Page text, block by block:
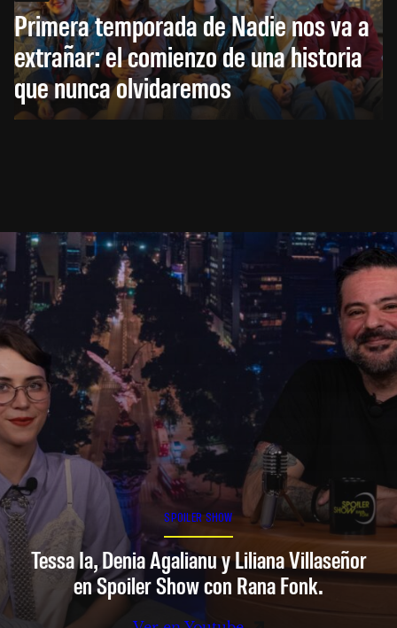
Primera temporada de Nadie nos va a
extrañar: el comienzo de una historia
que nunca olvidaremos
SPOILER SHOW
Tessa Ia, Denia Agalianu y Liliana Villaseñor
en Spoiler Show con Rana Fonk.